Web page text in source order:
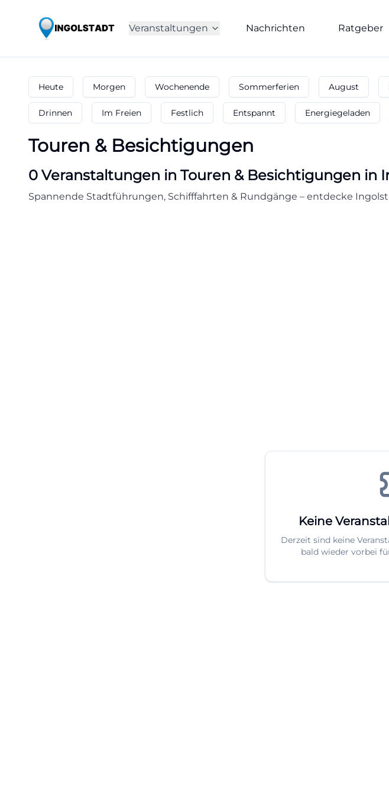
Veranstaltungen Nachrichten Ratgeber
Heute Morgen Wochenende Sommerferien August
Drinnen Im Freien Festlich Entspannt Energiegeladen
Touren & Besichtigungen
0 Veranstaltungen in Touren & Besichtigungen in
Spannende Stadtführungen, Schifffahrten & Rundgänge – entdecke
Keine
Derzeit sind keine
bald wieder vorbei